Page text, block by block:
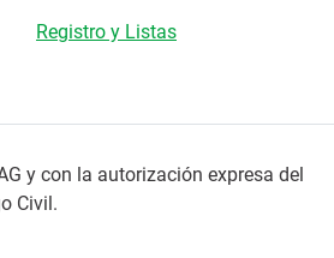
Registro y Listas
y con la autorización expresa del
Civil.